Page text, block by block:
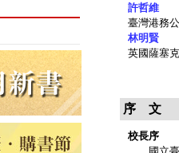
許哲維
臺灣港務
林明賢
英國薩塞
序 文
校長序